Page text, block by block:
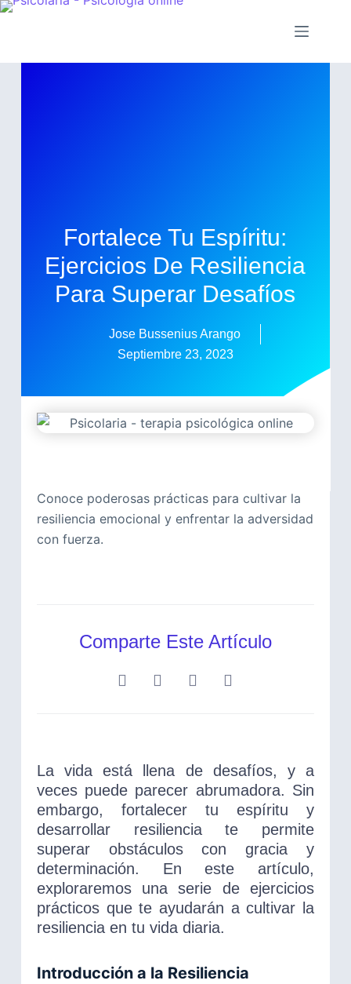
Fortalece Tu Espíritu:
Ejercicios De Resiliencia
Para Superar Desafíos
Jose Bussenius Arango
Septiembre 23, 2023
Conoce poderosas prácticas para cultivar la
resiliencia emocional y enfrentar la adversidad
con fuerza.
Comparte Este Artículo
La vida está llena de desafíos, y a
veces puede parecer abrumadora. Sin
embargo, fortalecer tu espíritu y
desarrollar resiliencia te permite
superar obstáculos con gracia y
determinación. En este artículo,
exploraremos una serie de ejercicios
prácticos que te ayudarán a cultivar la
resiliencia en tu vida diaria.
Introducción a la Resiliencia